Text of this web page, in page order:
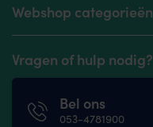
Webshop categorieën
Vragen of hulp nodig?
Bel ons
053-4781900